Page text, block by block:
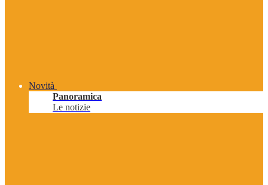
Novità
Panoramica
Le notizie